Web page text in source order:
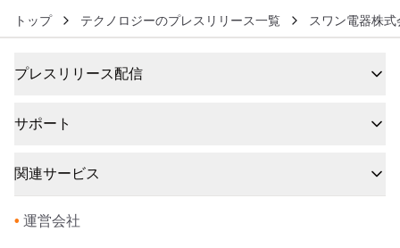
トップ テクノロジーのプレスリリース一覧 スワン電器株式
プレスリリース配信
サポート
関連サービス
• 運営会社